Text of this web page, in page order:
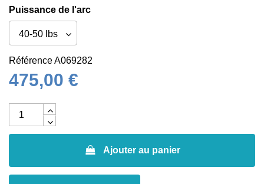
Puissance de l'arc
RéférenceA069282
475,00 €
Ajouter au panier